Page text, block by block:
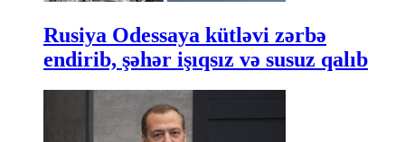
Rusiya Odessaya kütləvi zərbə
endirib, şəhər işıqsız və susuz qalıb